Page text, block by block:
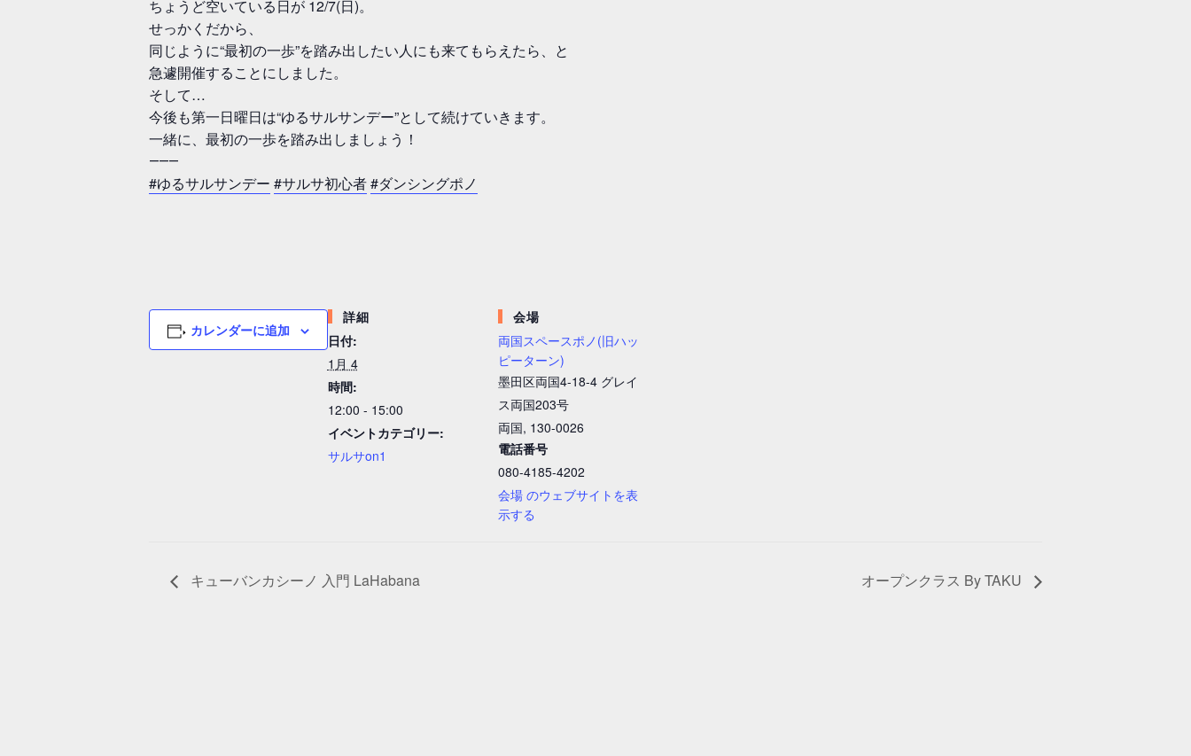
ちょうど空いている日が 12/7(日)。
せっかくだから、
同じように“最初の一歩”を踏み出したい人にも来てもらえたら、と
急遽開催することにしました。
そして…
今後も第一日曜日は“ゆるサルサンデー”として続けていきます。
一緒に、最初の一歩を踏み出しましょう！
⸻
#ゆるサルサンデー #サルサ初心者#ダンシングポノ
カレンダーに追加
詳細
日付:
1月 4
時間:
12:00 - 15:00
イベントカテゴリー:
サルサon1
会場
両国スペースポノ(旧ハッ
ピーターン)
墨田区両国4-18-4 グレイ
ス両国203号
両国, 130-0026
電話番号
080-4185-4202
会場 のウェブサイトを表
示する
キューバンカシーノ 入門 LaHabana オープンクラス By TAKU